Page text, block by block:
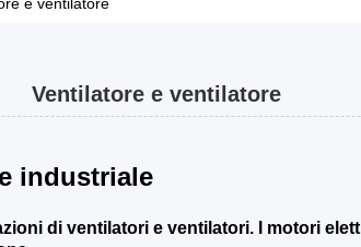
Ventilatore e ventilatore